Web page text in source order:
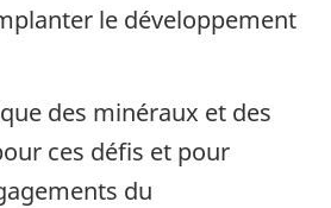
le développement
des minéraux et des
ces défis et pour
du